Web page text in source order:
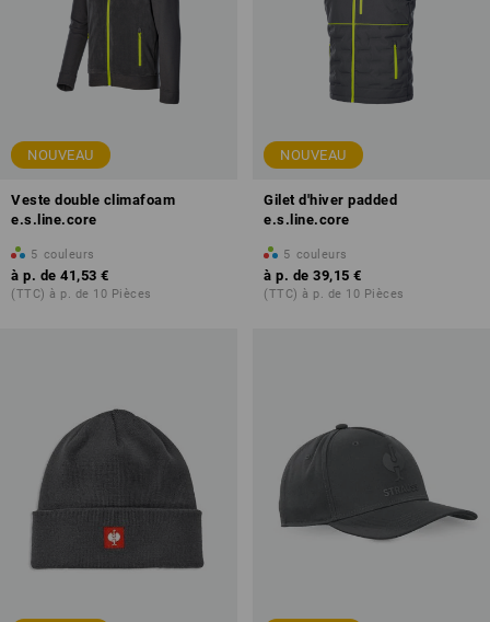
NOUVEAU
Veste double climafoam
e.s.line.core
5 couleurs
à p. de 41,53 €
(TTC) à p. de 10 Pièces
NOUVEAU
Gilet d'hiver padded
e.s.line.core
5 couleurs
à p. de 39,15 €
(TTC) à p. de 10 Pièces